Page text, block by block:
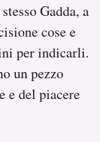
Gadda, a
cose e
per indicarli.
un pezzo
e del piacere